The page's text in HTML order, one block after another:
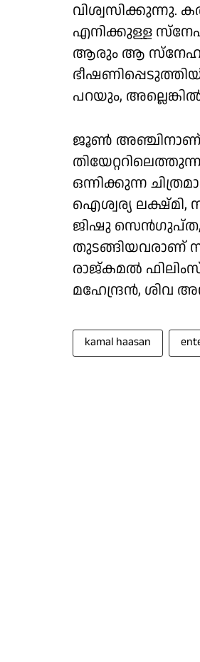
വിശ്വസിക്കുന്നു.
എനിക്കുള്ള
ആരും ആ
പറയും,
ജൂണ്‍ അഞ്ചിനാണ്
ഒന്നിക്കുന്ന
ഐശ്വര്യ ലക്ഷ്മി,
ജിഷു സെന്‍ഗുപ്ത,
തുടങ്ങിയവരാണ്
രാജ്‌കമല്‍
മഹേന്ദ്രന്‍, ശിവ
kamal haasan